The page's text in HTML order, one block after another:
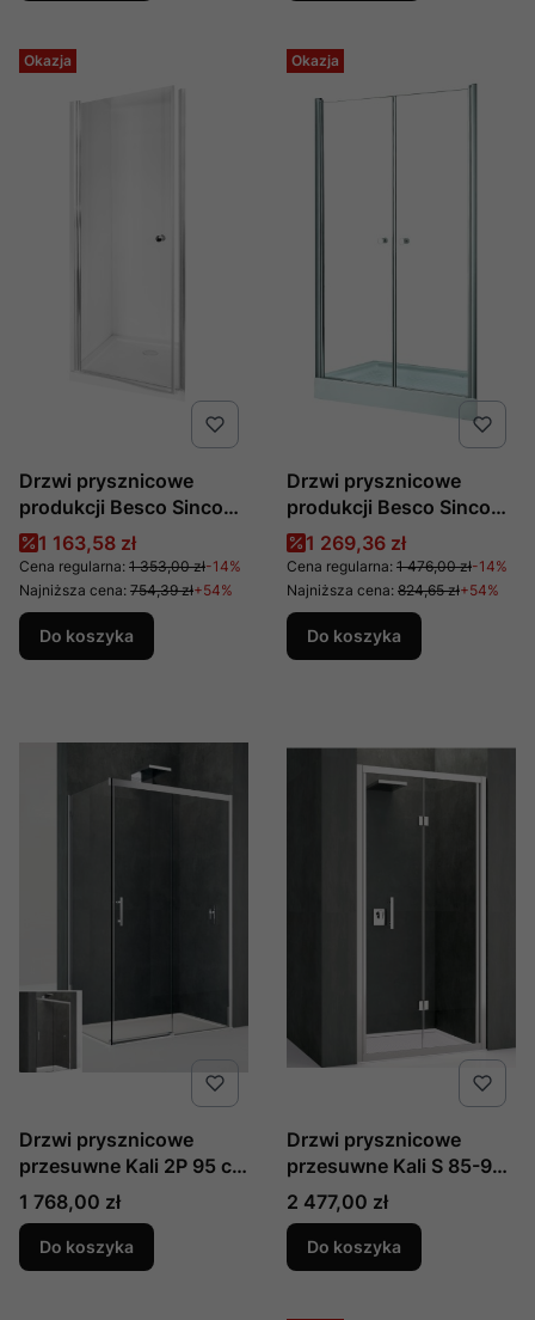
Okazja
Drzwi prysznicowe
produkcji Besco Sinco
90Cena promocyjna
1 163,58 zł
Cena regularna: 1 353,00 zł-14%
Najniższa cena: 754,39 zł+54%
Do koszyka
Okazja
Drzwi prysznicowe
produkcji Besco Sinco
Due 90
Cena promocyjna
1 269,36 zł
Cena regularna: 1 476,00 zł-14%
Najniższa cena: 824,65 zł+54%
Do koszyka
Drzwi prysznicowe
przesuwne Kali 2P 95 cm
produkcji Novellini
KALI2P94-1B
Cena
1 768,00 zł
Do koszyka
Drzwi prysznicowe
przesuwne Kali S 85-91
cm produkcji Novellini
KALIS85-1B
Cena
2 477,00 zł
Do koszyka